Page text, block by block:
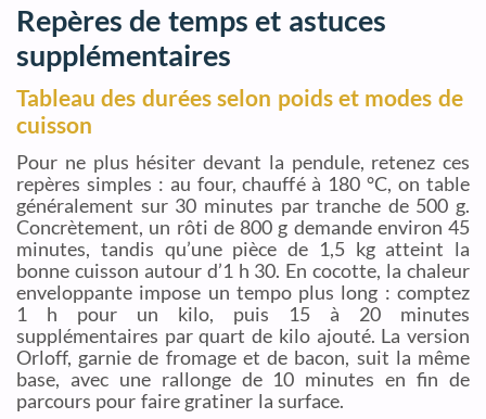
Repères de temps et astuces
supplémentaires
Tableau des durées selon poids et modes de
cuisson
Pour ne plus hésiter devant la pendule, retenez ces
repères simples : au four, chauffé à 180 °C, on table
généralement sur 30 minutes par tranche de 500 g.
Concrètement, un rôti de 800 g demande environ 45
minutes, tandis qu’une pièce de 1,5 kg atteint la
bonne cuisson autour d’1 h 30. En cocotte, la chaleur
enveloppante impose un tempo plus long : comptez
1 h pour un kilo, puis 15 à 20 minutes
supplémentaires par quart de kilo ajouté. La version
Orloff, garnie de fromage et de bacon, suit la même
base, avec une rallonge de 10 minutes en fin de
parcours pour faire gratiner la surface.